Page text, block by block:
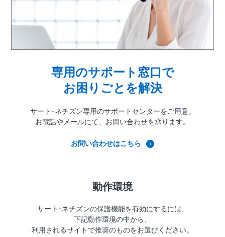
専用のサポート窓口で
お困りごとを解決
サート･ネチズン専用のサポートセンターをご用意。
お電話やメールにて、 お問い合わせを承ります。
お問い合わせはこちら
動作環境
サート･ネチズンの保護機能を有効にするには、
下記動作環境の中から、
利用されるサイトで推奨のものをお選びください。